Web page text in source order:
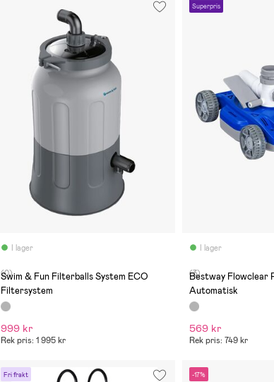
I lager
(0)
Swim & Fun Filterballs System ECO
Filtersystem
999 kr
Rek pris: 1 995 kr
Superpris
I lager
(3)
Bestway Flowclear
Automatisk
569 kr
Rek pris: 749 kr
Fri frakt -17%